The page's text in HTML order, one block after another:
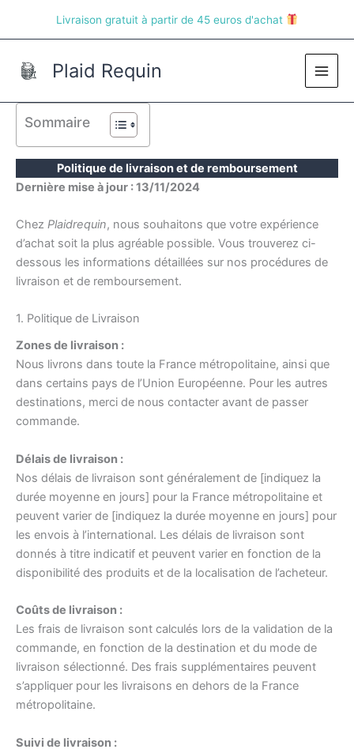
Livraison gratuit à partir de 45 euros d'achat
Plaid Requin
Main
Sommaire
Politique de livraison et de remboursement
Dernière mise à jour : 13/11/2024
Chez Plaidrequin, nous souhaitons que votre expérience
d’achat soit la plus agréable possible. Vous trouverez ci-
dessous les informations détaillées sur nos procédures de
livraison et de remboursement.
1. Politique de Livraison
Zones de livraison :
Nous livrons dans toute la France métropolitaine, ainsi que
dans certains pays de l’Union Européenne. Pour les autres
destinations, merci de nous contacter avant de passer
commande.
Délais de livraison :
Nos délais de livraison sont généralement de [indiquez la
durée moyenne en jours] pour la France métropolitaine et
peuvent varier de [indiquez la durée moyenne en jours] pour
les envois à l’international. Les délais de livraison sont
donnés à titre indicatif et peuvent varier en fonction de la
disponibilité des produits et de la localisation de l’acheteur.
Coûts de livraison :
Les frais de livraison sont calculés lors de la validation de la
commande, en fonction de la destination et du mode de
livraison sélectionné. Des frais supplémentaires peuvent
s’appliquer pour les livraisons en dehors de la France
métropolitaine.
Suivi de livraison :